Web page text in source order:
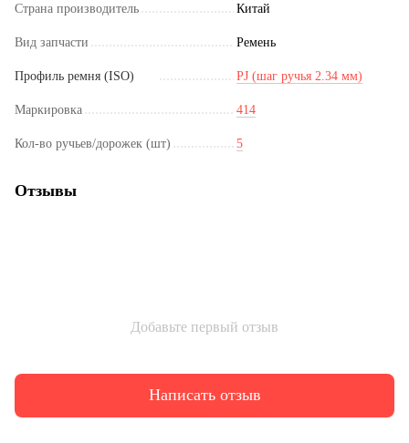
Страна производитель Китай
Вид запчасти Ремень
Профиль ремня (ISO) PJ (шаг ручья 2.34 мм)
Маркировка 414
Кол-во ручьев/дорожек (шт) 5
Отзывы
Добавьте первый отзыв
Написать отзыв